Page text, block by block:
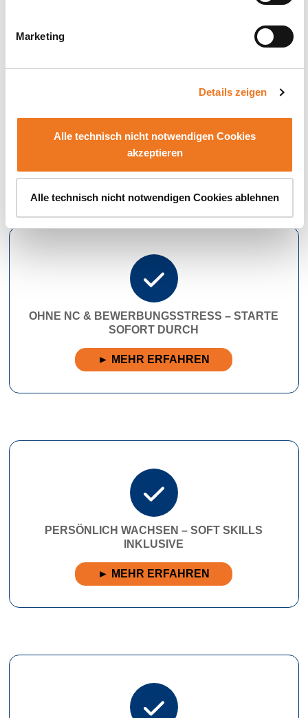
Marketing
Details zeigen
Alle technisch nicht notwendigen Cookies
akzeptieren
Alle technisch nicht notwendigen Cookies ablehnen
KARRIERESTART INKLUSIVE
► MEHR ERFAHREN
OHNE NC & BEWERBUNGSSTRESS – STARTE
SOFORT DURCH
► MEHR ERFAHREN
PERSÖNLICH WACHSEN – SOFT SKILLS
INKLUSIVE
► MEHR ERFAHREN